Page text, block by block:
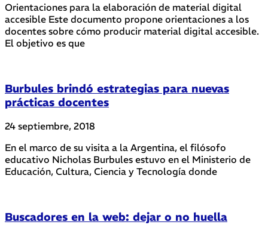
Orientaciones para la elaboración de material digital
accesible Este documento propone orientaciones a los
docentes sobre cómo producir material digital accesible.
El objetivo es que
Burbules brindó estrategias para nuevas
prácticas docentes
24 septiembre, 2018
En el marco de su visita a la Argentina, el filósofo
educativo Nicholas Burbules estuvo en el Ministerio de
Educación, Cultura, Ciencia y Tecnología donde
Buscadores en la web: dejar o no huella